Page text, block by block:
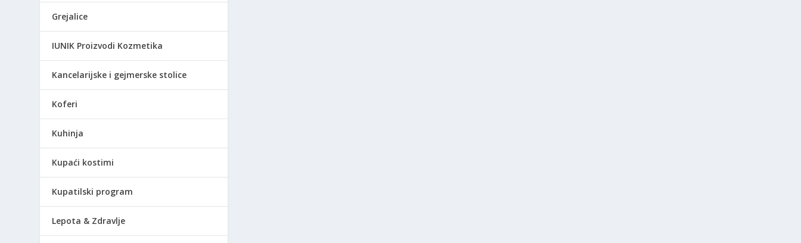
Grejalice
IUNIK Proizvodi Kozmetika
Kancelarijske i gejmerske stolice
Koferi
Kuhinja
Kupaći kostimi
Kupatilski program
Lepota & Zdravlje